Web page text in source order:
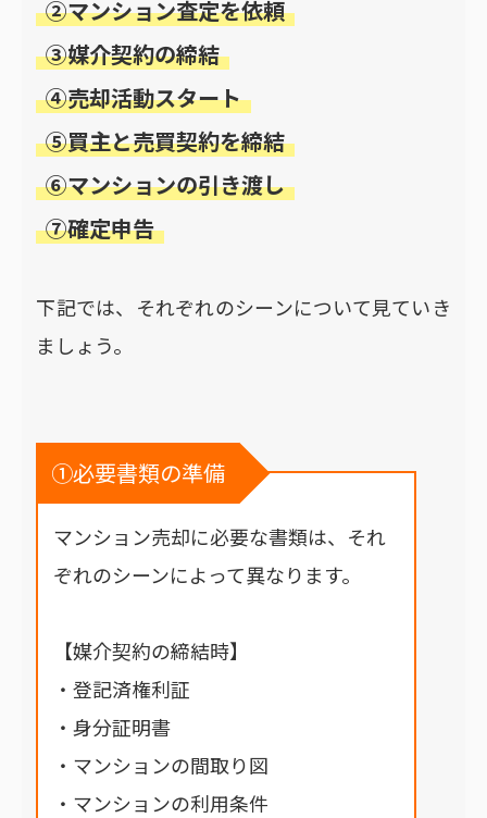
②マンション査定を依頼
③媒介契約の締結
④売却活動スタート
⑤買主と売買契約を締結
⑥マンションの引き渡し
⑦確定申告
下記では、それぞれのシーンについて見ていき
ましょう。
①必要書類の準備
マンション売却に必要な書類は、それ
ぞれのシーンによって異なります。
【媒介契約の締結時】
・登記済権利証
・身分証明書
・マンションの間取り図
・マンションの利用条件